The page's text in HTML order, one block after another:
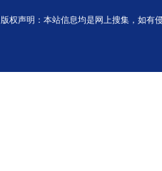
版权声明：本站信息均是网上搜集，如有